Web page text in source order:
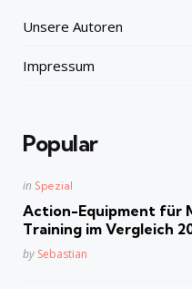
Unsere Autoren
Impressum
Popular
Posted
in Spezial
Action-Equipment für
Training im Vergleich
Posted
by Sebastian